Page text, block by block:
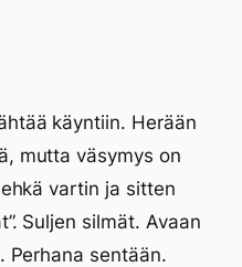
käyntiin. Herään
mutta väsymys on
vartin ja sitten
Suljen silmät. Avaan
Perhana sentään.